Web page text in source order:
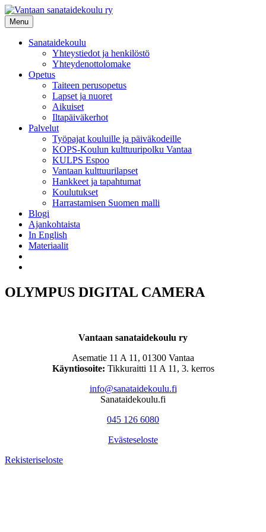
Siirry
sisältöön
Menu
Sanataidekoulu
Yhteystiedot ja henkilöstö
Yhteydenottolomake
Opetus
Taiteen perusopetus
Lapset ja nuoret
Aikuiset
Iltapäiväkerhot
Palvelut
Työpajat kouluille ja päiväkodeille
KOPS-Koulun kulttuuripolku Vantaa
KULPS Espoo
Vantaan kulttuurilapset
Hankkeet ja tapahtumat
Koulutukset
Harrastamisen Suomen malli
Blogi
Ajankohtaista
In English
Materiaalit
OLYMPUS DIGITAL CAMERA
Vantaan sanataidekoulu ry
Asematie 11 A 11, 01300 Vantaa
Käyntiosoite: Tikkuraitti 11 A 11, 3. kerros
info@sanataidekoulu.fi
Sanataidekoulu.fi
045 126 6080
Evästeseloste
Rekisteriseloste